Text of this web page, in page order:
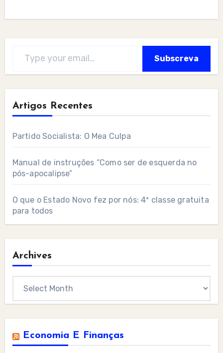
Subscreva
Artigos Recentes
Partido Socialista: O Mea Culpa
Manual de instruções “Como ser de esquerda no
pós-apocalipse”
O que o Estado Novo fez por nós: 4ª classe gratuita
para todos
Archives
Economia E Finanças